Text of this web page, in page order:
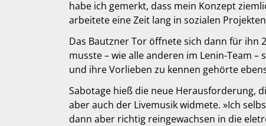
habe ich gemerkt, dass mein Konzept
arbeitete eine Zeit lang in sozialen
Das Bautzner Tor öffnete sich dann für ihn
musste – wie alle anderen im Lenin-Team
und ihre Vorlieben zu kennen gehörte
Sabotage hieß die neue Herausforderung,
aber auch der Livemusik widmete. »Ich
dann aber richtig reingewachsen in die